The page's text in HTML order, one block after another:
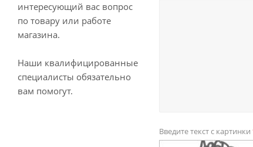
интересующий вас вопрос
по товару или работе
магазина.
Наши квалифицированные
специалисты обязательно
вам помогут.
Введите текст с картинки